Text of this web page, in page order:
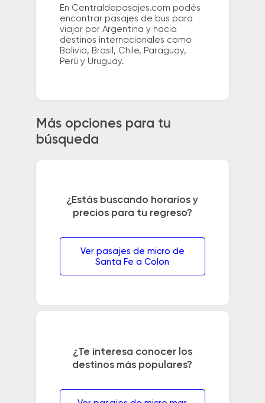
En Centraldepasajes.com podés
encontrar pasajes de bus para
viajar por Argentina y hacia
destinos internacionales como
Bolivia, Brasil, Chile, Paraguay,
Perú y Uruguay.
Más opciones para tu
búsqueda
¿Estás buscando horarios y
precios para tu regreso?
Ver pasajes de micro de
Santa Fe a Colon
¿Te interesa conocer los
destinos más populares?